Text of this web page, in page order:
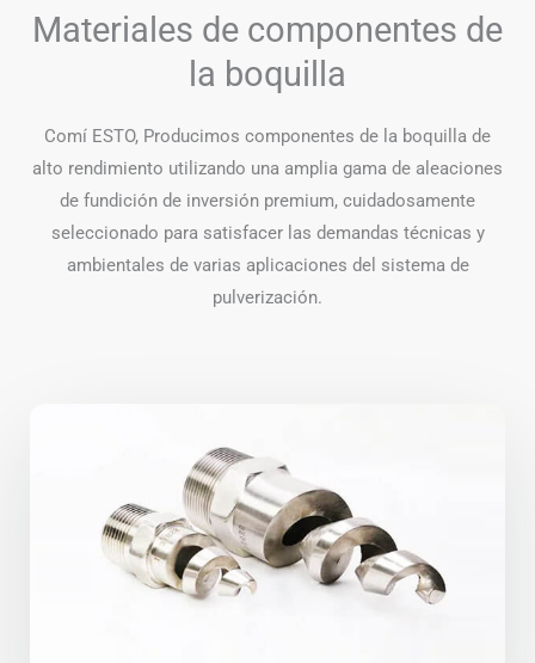
Materiales de componentes de
la boquilla
Comí ESTO, Producimos componentes de la boquilla de
alto rendimiento utilizando una amplia gama de aleaciones
de fundición de inversión premium, cuidadosamente
seleccionado para satisfacer las demandas técnicas y
ambientales de varias aplicaciones del sistema de
pulverización.